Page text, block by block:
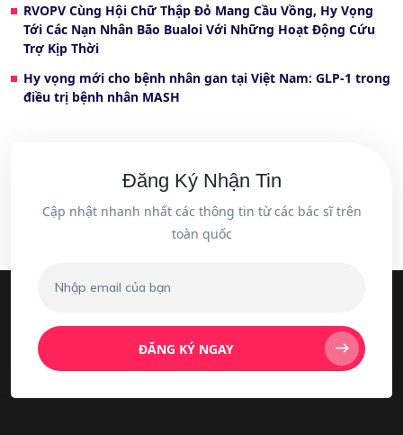
RVOPV Cùng Hội Chữ Thập Đỏ Mang Cầu Vồng, Hy Vọng
Tới Các Nạn Nhân Bão Bualoi Với Những Hoạt Động Cứu
Trợ Kịp Thời
Hy vọng mới cho bệnh nhân gan tại Việt Nam: GLP-1 trong
điều trị bệnh nhân MASH
Đăng Ký Nhận Tin
Cập nhật nhanh nhất các thông tin từ các bác sĩ trên
toàn quốc
ĐĂNG KÝ NGAY